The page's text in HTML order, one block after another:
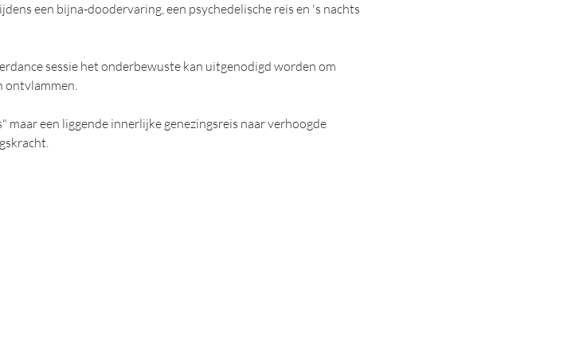
een bijna-doodervaring, een psychedelische reis en 's nachts
sessie het onderbewuste kan uitgenodigd worden om
ontvlammen.
maar een liggende innerlijke genezingsreis naar verhoogde